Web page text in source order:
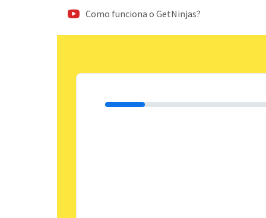
Como funciona o GetNinjas?